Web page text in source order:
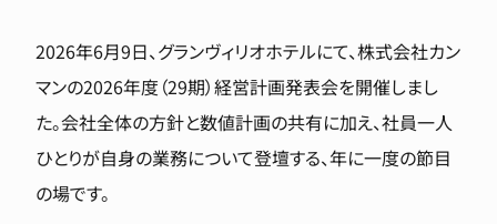
2026年6月9日、グランヴィリオホテルにて、株式会社カン
マンの2026年度（29期）経営計画発表会を開催しまし
た。会社全体の方針と数値計画の共有に加え、社員一人
ひとりが自身の業務について登壇する、年に一度の節目
の場です。